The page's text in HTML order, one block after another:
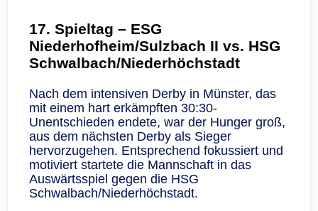
17. Spieltag – ESG
Niederhofheim/Sulzbach II vs. HSG
Schwalbach/Niederhöchstadt
Nach dem intensiven Derby in Münster, das
mit einem hart erkämpften 30:30-
Unentschieden endete, war der Hunger groß,
aus dem nächsten Derby als Sieger
hervorzugehen. Entsprechend fokussiert und
motiviert startete die Mannschaft in das
Auswärtsspiel gegen die HSG
Schwalbach/Niederhöchstadt.